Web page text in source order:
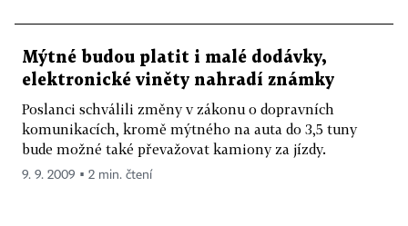
Mýtné budou platit i malé dodávky,
elektronické viněty nahradí známky
Poslanci schválili změny v zákonu o dopravních
komunikacích, kromě mýtného na auta do 3,5 tuny
bude možné také převažovat kamiony za jízdy.
9. 9. 2009 ▪ 2 min. čtení